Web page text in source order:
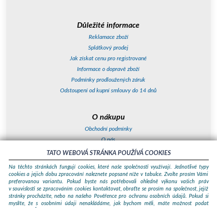
Důležité informace
Reklamace zboží
Splátkový prodej
Jak získat cenu pro registrované
Informace o dopravě zboží
Podmínky prodloužených záruk
Odstoupení od kupní smlouvy do 14 dnů
O nákupu
Obchodní podmínky
O nás
Jak nakupovat
Kontakty a adresy
Essox splátky
Podle zákona o evidenci tržeb je prodávající povinen vystavit kupujícímu
účtenku. Zároveň je povinen zaevidovat přijatou tržbu u správce daně
TATO WEBOVÁ STRÁNKA POUŽÍVÁ COOKIES
Na těchto stránkách fungují cookies, které naše společnosti využívají. Jednotlivé typy
cookies a jejich dobu zpracování naleznete popsané níže v tabulce. Zvolte prosím Vámi
preferovanou variantu. Pokud byste nás potřebovali ohledně výkonu vašich práv
v souvislosti se zpracováním cookies kontaktovat, obraťte se prosím na společnost, jejíž
stránky procházíte, nebo na našeho Pověřence pro ochranu osobních údajů. Pokud si
myslíte, že s osobními údaji nenakládáme, jak bychom měli, máte možnost podat